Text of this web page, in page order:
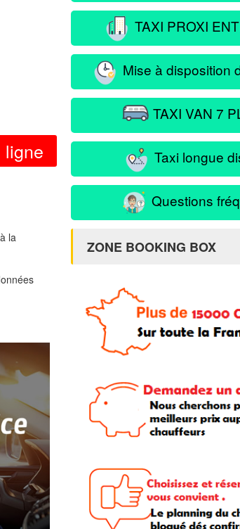
ligne
la
TAXI PROXI
Mise à disposition
TAXI VAN 7
Taxi longue
Questions
ZONE BOOKING BOX